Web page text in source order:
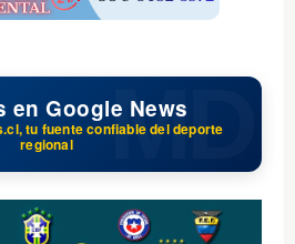
en Google News
tu fuente confiable del deporte
regional